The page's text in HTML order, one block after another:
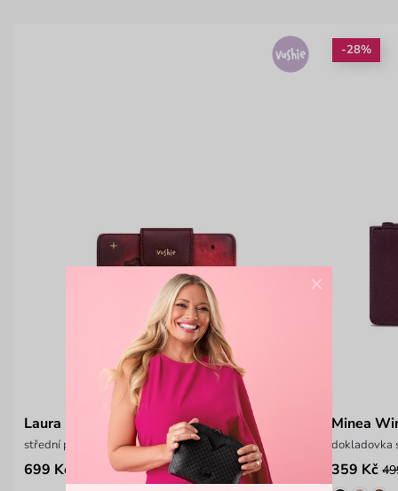
Laura Flap Wallet
střední peněženka na patent Vushie
699 Kč
-28%
Minea
dokladovka
359 Kč
×